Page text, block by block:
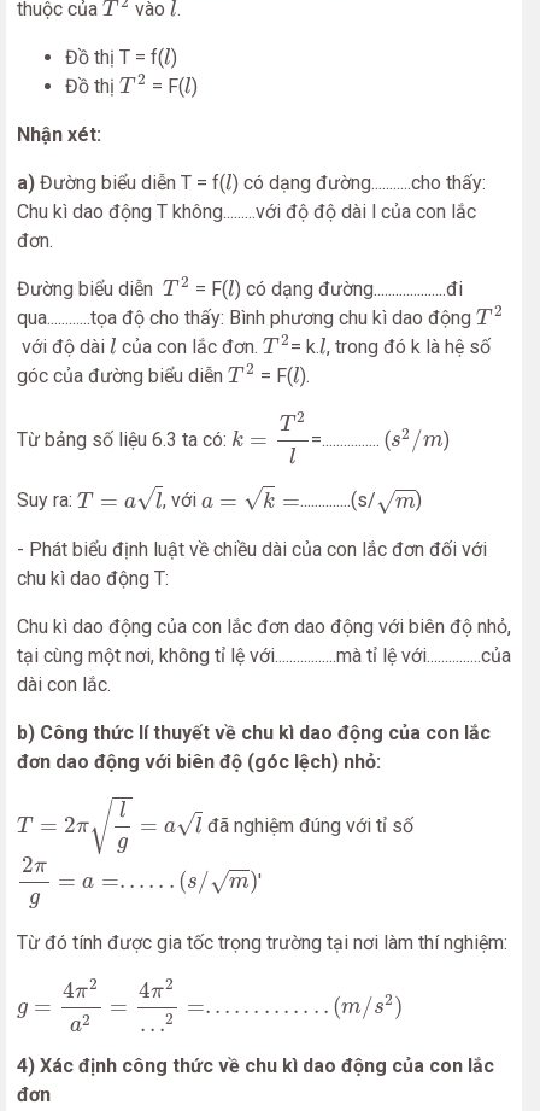
thuộc của T vào l.
Đồ thị T = f(ll)
Đồ thị T 2
T2 = F(l
l)
Nhận xét:
a) Đường biểu diễn T = f(ll) có dạng đường...........cho thấy:
Chu kì dao động T không.........với độ độ dài l của con lắc
đơn.
Đường biểu diễn T 2
T2 = F(l
l) có dạng đường....................đi
qua............tọa độ cho thấy: Bình phương chu kì dao động T 2
T2
với độ dài ll của con lắc đơn. T 2
T2= k.l
l, trong đó k là hệ số
góc của đường biểu diễn T 2
T2 = F(l
l).
Từ bảng số liệu 6.3 ta có: k =
T 2
l
2l
=................ (s2 /m
s2 / m)
Suy ra: T = a√l, với a = √k =..............(s/√m
m )
- Phát biểu định luật về chiều dài của con lắc đơn đối với
chu kì dao động T:
Chu kì dao động của con lắc đơn dao động với biên độ nhỏ,
tại cùng một nơi, không tỉ lệ với.................mà tỉ lệ với...............của
dài con lắc.
b) Công thức lí thuyết về chu kì dao động của con lắc
đơn dao động với biên độ (góc lệch) nhỏ:
T = 2π√ l
g
= a√l
al
đã nghiệm đúng với tỉ số
2π
g
= a =. . . . . . (s/√m)
2πg .. .(
'
Từ đó tính được gia tốc trọng trường tại nơi làm thí nghiệm:
g =
4π2
a2
=
4π2
. . .2
=. . . . . . . . . . . . . (m/s2)
π2 a2 π2 ..
4) Xác định công thức về chu kì dao động của con lắc
đơn